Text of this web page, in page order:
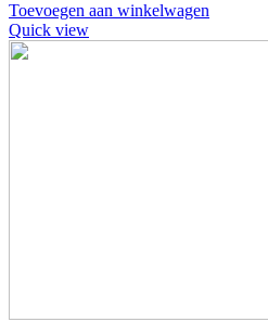
Toevoegen aan winkelwagen
Quick view